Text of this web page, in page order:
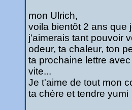
mon Ulrich,
voila bientôt 2 ans que
j'aimerais tant pouvoir
odeur, ta chaleur, ton
ta prochaine lettre
vite...
Je t'aime de tout mon
ta chère et tendre yumi